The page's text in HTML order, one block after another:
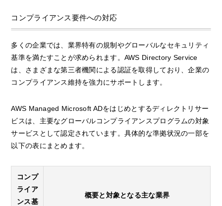
コンプライアンス要件への対応
多くの企業では、業界特有の規制やグローバルなセキュリティ
基準を満たすことが求められます。AWS Directory Service
は、さまざまな第三者機関による認証を取得しており、企業の
コンプライアンス維持を強力にサポートします。
AWS Managed Microsoft ADをはじめとするディレクトリサー
ビスは、主要なグローバルコンプライアンスプログラムの対象
サービスとして認定されています。具体的な準拠状況の一部を
以下の表にまとめます。
コンプ
ライア
ンス基
概要と対象となる主な業界